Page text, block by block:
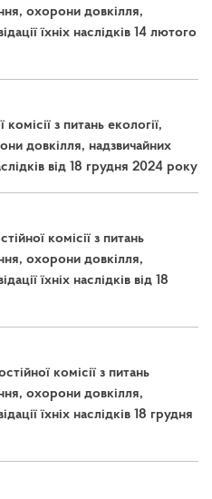
охорони довкілля,
їхніх наслідків 14 лютого
з питань екології,
довкілля, надзвичайних
від 18 грудня 2024 року
комісії з питань
охорони довкілля,
їхніх наслідків від 18
комісії з питань
охорони довкілля,
їхніх наслідків 18 грудня